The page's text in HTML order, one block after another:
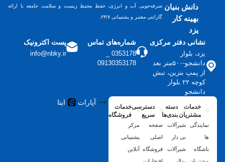
دانش بنیان
بهینه کار
یزد
صرفه‌جویی آب و انرژی، حفظ محیط زیست و سلامت جامعه با ارائه
گارانتی معتبر و پشتیبانی ۲۴/۷.
نشانی دفتر مرکزی
یزد، بلوار
دانشجو-۵۰۰متر بعد
از پمپ بنزین، نبش
کوچه ۲۲ بلوار
دانشجو
شماره‌های تماس
09130353178
پست اکترونیک
info@nbky.ir
خدمات
مشتریان
نمایندگی
ها
باشگاه
مشتریان
دسته
بندی‌ها
شیرآلات
نی دار
شیرآلات
پدالی
دسترسی
سریع
صفحه
اصلی
فروشگاه
افتخارات
خدمات
فروشگاه
مرکز
پشتیبانی
آنلاین
آپارات ایتا